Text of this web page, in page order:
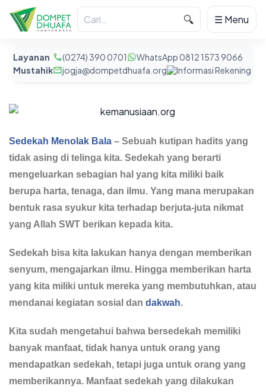
Layanan
Mustahik
(0274) 390 0701
WhatsApp 0812 1573 9066
jogja@dompetdhuafa.org
Informasi Rekening
🔍 ☰ Menu
Sedekah Menolak Bala – Sebuah kutipan hadits yang
tidak asing di telinga kita. Sedekah yang berarti
mengeluarkan sebagian hal yang kita miliki baik
berupa harta, tenaga, dan ilmu. Yang mana merupakan
bentuk rasa syukur kita terhadap berjuta-juta nikmat
yang Allah SWT berikan kepada kita.
Sedekah bisa kita lakukan hanya dengan memberikan
senyum, mengajarkan ilmu. Hingga memberikan harta
yang kita miliki untuk mereka yang membutuhkan, atau
mendanai kegiatan sosial dan dakwah.
Kita sudah mengetahui bahwa bersedekah memiliki
banyak manfaat, tidak hanya untuk orang yang
mendapatkan sedekah, tetapi juga untuk orang yang
memberikannya. Manfaat sedekah yang dilakukan